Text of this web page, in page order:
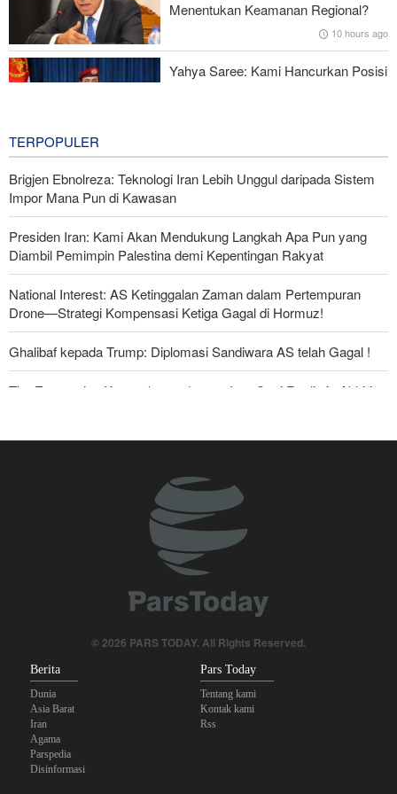
Menentukan Keamanan Regional?
10 hours ago
Yahya Saree: Kami Hancurkan Posisi
TERPOPULER
Brigjen Ebnolreza: Teknologi Iran Lebih Unggul daripada Sistem
Impor Mana Pun di Kawasan
Presiden Iran: Kami Akan Mendukung Langkah Apa Pun yang
Diambil Pemimpin Palestina demi Kepentingan Rakyat
National Interest: AS Ketinggalan Zaman dalam Pertempuran
Drone—Strategi Kompensasi Ketiga Gagal di Hormuz!
Ghalibaf kepada Trump: Diplomasi Sandiwara AS telah Gagal !
The Economist: Kesepakatan dengan Iran Opsi Realistis Akhiri
Krisis Militer Israel; Kelelahan Fisik dan Keruntuhan Psikologis
Yahya Saree: Kami Hancurkan Posisi Pasukan Bayaran Saudi
dengan Rudal Balistik dan Drone
Brigjen Akrami Nia: Artesh dalam Kondisi Siaga Penuh
Anggota Kongres AS Khawatirkan Dampak Menipisnya Rudal
© 2026 PARS TODAY. All Rights Reserved.
Berita
Dunia
Asia Barat
Iran
Agama
Parspedia
Disinformasi
Pars Today
Tentang kami
Kontak kami
Rss